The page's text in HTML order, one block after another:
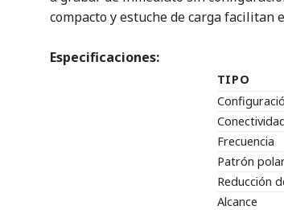
compacto y estuche de carga
Especificaciones:
TIPO
Frecuencia
Patrón
Reducción
Alcance